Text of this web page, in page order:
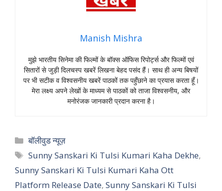
Manish Mishra
मुझे भारतीय सिनेमा की फिल्मों के बॉक्स ऑफिस रिपोर्ट्स और फिल्मों एवं
सितारों से जुड़ी दिलचस्प खबरें लिखना बेहद पसंद हैं। साथ ही अन्य बिषयों
पर भी सटीक व विश्वसनीय खबरें पाठकों तक पहुँछाने का प्रयास करता हूँ।
मेरा लक्ष्य अपने लेखों के माध्यम से पाठकों को ताजा विश्वसनीय, और
मनोरंजक जानकारी प्रदान करना है।
Categories
बॉलीवुड न्यूज़
Tags
Sunny Sanskari Ki Tulsi Kumari Kaha Dekhe,
Sunny Sanskari Ki Tulsi Kumari Kaha Ott
Platform Release Date, Sunny Sanskari Ki Tulsi